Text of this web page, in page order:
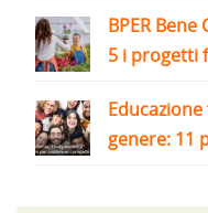
BPER
5 i progetti
genere: 11